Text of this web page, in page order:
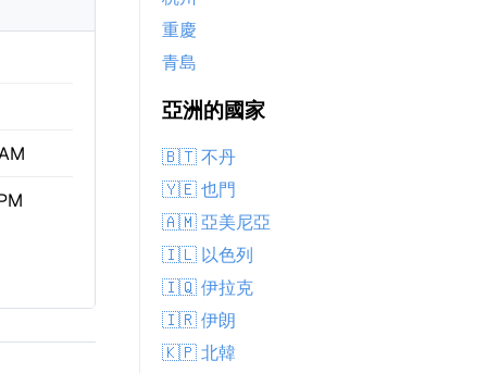
重慶
青島
亞洲的國家
🇧🇹 不丹
🇾🇪 也門
🇦🇲 亞美尼亞
🇮🇱 以色列
🇮🇶 伊拉克
🇮🇷 伊朗
🇰🇵 北韓